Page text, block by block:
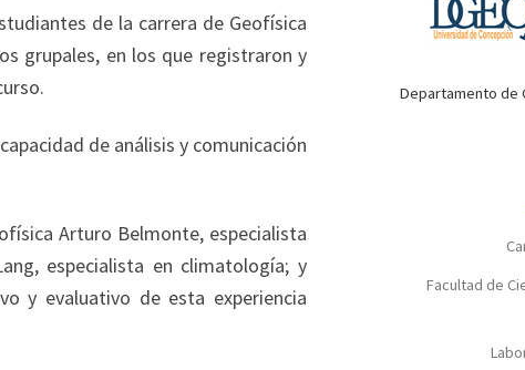
de la carrera de Geofísica
grupales, en los que registraron y
de análisis y comunicación
Arturo Belmonte, especialista
especialista en climatología; y
y evaluativo de esta experiencia
Departamento de
Facultad de